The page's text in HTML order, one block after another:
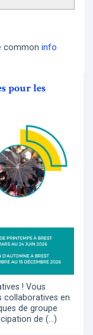
common info
pour les
! Vous
collaboratives en
de groupe
de (…)